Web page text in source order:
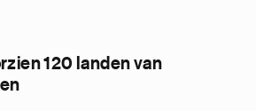
120 landen van